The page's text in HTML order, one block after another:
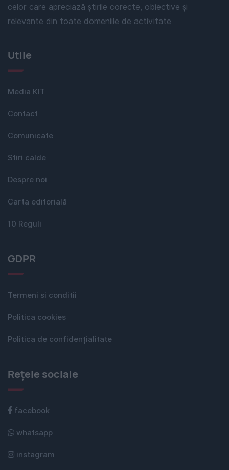
celor care apreciază știrile corecte, obiective și
relevante din toate domeniile de activitate
Utile
Media KIT
Contact
Comunicate
Stiri calde
Despre noi
Carta editorială
10 Reguli
GDPR
Termeni si conditii
Politica cookies
Politica de confidențialitate
Rețele sociale
facebook
whatsapp
instagram